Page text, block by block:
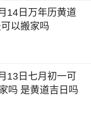
14日万年历黄道
以搬家吗
13日七月初一可
吗 是黄道吉日吗